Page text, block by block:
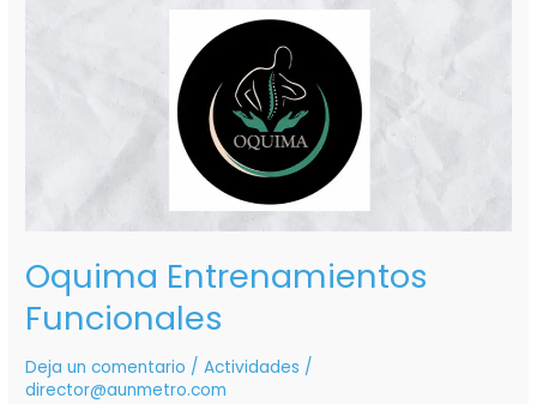
Oquima Entrenamientos
Funcionales
Deja un comentario /Actividades /
director@aunmetro.com